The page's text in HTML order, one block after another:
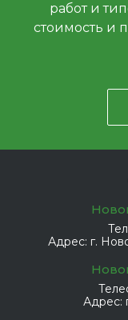
работ и
стоимость и
Адрес: г.
Адрес: